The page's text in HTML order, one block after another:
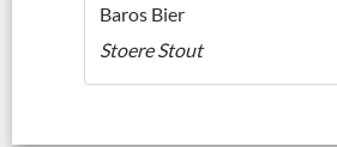
Baros Bier
Stoere Stout